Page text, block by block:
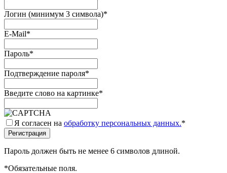
Логин (минимум 3 символа)*
E-Mail*
Пароль*
Подтверждение пароля*
Введите слово на картинке*
Я согласен на обработку персональных данных.*
Пароль должен быть не менее 6 символов длиной.
*Обязательные поля.